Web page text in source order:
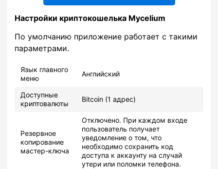
Настройки криптокошелька Mycelium
По умолчанию приложение работает с такими
параметрами.
Язык главного
меню
Английский
Доступные
криптовалюты
Bitcoin (1 адрес)
Резервное
копирование
мастер-ключа
Отключено. При каждом входе
пользователь получает
уведомление о том, что
необходимо сохранить код
доступа к аккаунту на случай
утери или поломки телефона.